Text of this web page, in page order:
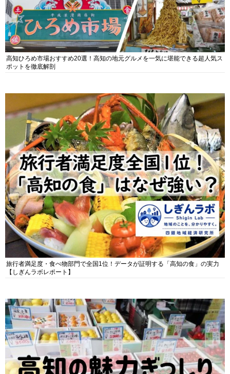
高知ひろめ市場おすすめ20選！高知の地元グルメを一気に堪能できる超人気ス
ポットを徹底解剖
旅行者満足度・食べ物部門で全国1位！データが証明する「高知の食」の実力
【しぎんラボレポート】